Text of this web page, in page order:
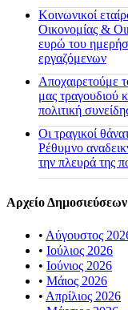
Κοινωνικοί
Οικονομίας &
ευρώ του
εργαζόμενων
Αποχαιρετούμε
μας τραγουδιού
πολιτική
Οι τραγικοί
Ρέθυμνο
την πλευρά της
Αρχείο Δημοσιεύσεων
• Αύγουστος
• Ιούλιος 2026
• Ιούνιος 2026
• Μάιος 2026
• Απρίλιος 2026